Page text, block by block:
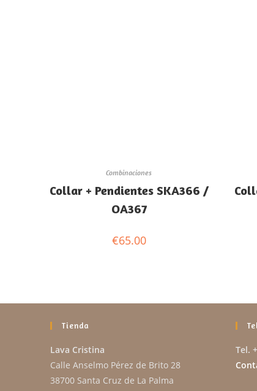
Combinaciones
Collar + Pendientes SKA366 /
OA367
€65.00
Tienda
Lava Cristina
Calle Anselmo Pérez de Brito 28
38700 Santa Cruz de La Palma
Tel.